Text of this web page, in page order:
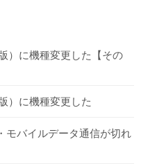
）に機種変更した【その
）に機種変更した
モバイルデータ通信が切れ